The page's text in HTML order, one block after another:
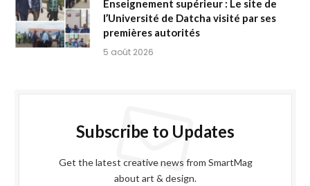
Enseignement supérieur : Le site de
l’Université de Datcha visité par ses
premières autorités
5 août 2026
Subscribe to Updates
Get the latest creative news from SmartMag
about art & design.